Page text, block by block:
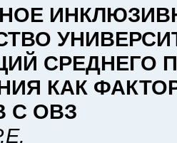
СРЕДНЕГО
КАК
С ОВЗ